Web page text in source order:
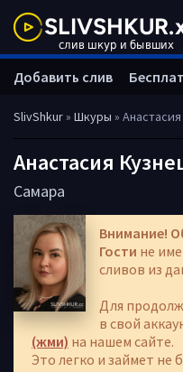
SlivShkur» Шкуры »
Анастасия
Самара
Внимание!
Гости не
сливов из
Для
в свой
(жми) на нашем сайте.
Это легко и займет не
Добавить слив